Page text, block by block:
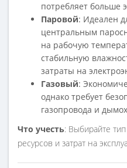
потребляет больше
Паровой: Идеален
центральным
на рабочую
стабильную
затраты на
Газовый:
однако требует
газопровода и
Что учесть: Выбирайте
ресурсов и затрат на